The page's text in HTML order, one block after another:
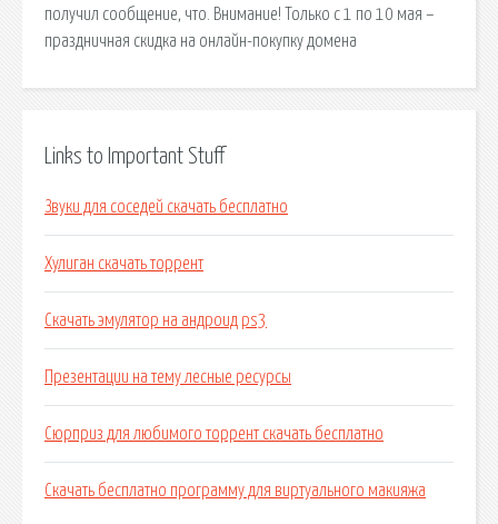
получил сообщение, что. Внимание! Только с 1 по 10 мая –
праздничная скидка на онлайн-покупку домена
Links to Important Stuff
Звуки для соседей скачать бесплатно
Хулиган скачать торрент
Скачать эмулятор на андроид ps3
Презентации на тему лесные ресурсы
Сюрприз для любимого торрент скачать бесплатно
Скачать бесплатно программу для виртуального макияжа